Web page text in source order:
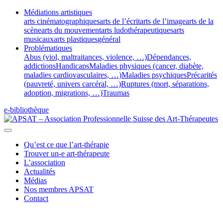
Médiations artistiques
arts cinématographiquesarts de l’écritarts de l’imagearts de la
scènearts du mouvementarts ludothérapeutiquesarts
musicauxarts plastiquesgénéral
Problématiques
Abus (viol, maltraitances, violence, …)Dépendances,
addictionsHandicapsMaladies physiques (cancer, diabète,
maladies cardiovasculaires, …)Maladies psychiquesPrécarités
(pauvreté, univers carcéral, …)Ruptures (mort, séparations,
adoption, migrations, …)Traumas
e-bibliothèque
Qu’est ce que l’art-thérapie
Trouver un-e art-thérapeute
L’association
Actualités
Médias
Nos membres APSAT
Contact